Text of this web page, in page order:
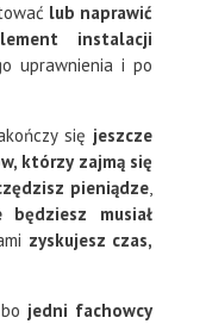
lub naprawić
instalacji
uprawnienia i po
się jeszcze
którzy zajmą się
pieniądze,
będziesz musiał
zyskujesz czas,
jedni fachowcy